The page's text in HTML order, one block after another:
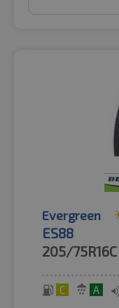
Evergreen
ES88
205/75R16C
C A